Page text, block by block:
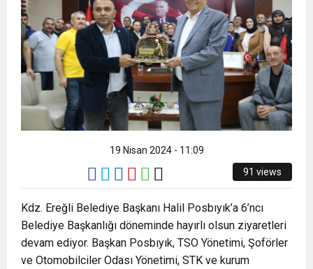
19 Nisan 2024 - 11:09
91 views
Kdz. Ereğli Belediye Başkanı Halil Posbıyık’a 6’ncı
Belediye Başkanlığı döneminde hayırlı olsun ziyaretleri
devam ediyor. Başkan Posbıyık, TSO Yönetimi, Şoförler
ve Otomobilciler Odası Yönetimi, STK ve kurum